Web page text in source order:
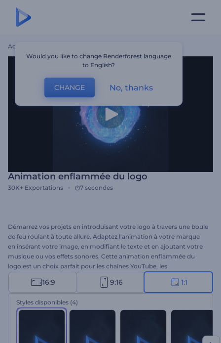
Accueil
Animation enflammée du logo
30K+ Exportations 7 secondes
Démarrez vos projets en introduisant votre logo à travers une boule
de feu roulant à toute allure. Adaptez l'animation à votre marque
en insérant votre image, en modifiant le texte et en ajoutant votre
musique ou vos effets sonores. Cette animation enflammée du
logo est un choix parfait pour les chaînes YouTube, les
présentations d'entreprises, les projets cinématographiques, etc.
Embrasez votre marque avec passion et dynamisme - donnez un
coup d'essai à ce modèle flamboyant.
16:9 9:16 1:1
Styles disponibles (4)
Would you like to change Renderforest language
to English?
CHANGE No, thanks